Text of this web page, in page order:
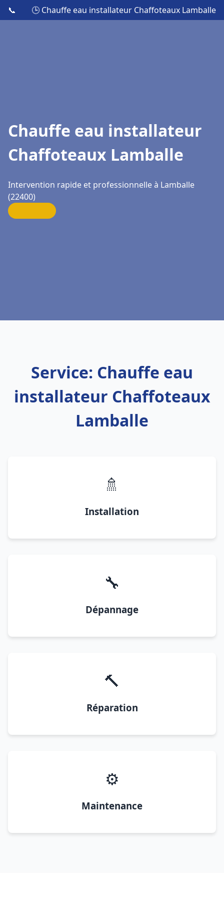
📞 🕒 Chauffe eau installateur Chaffoteaux Lamballe
Chauffe eau installateur
Chaffoteaux Lamballe
Intervention rapide et professionnelle à Lamballe
(22400)
Service: Chauffe eau
installateur Chaffoteaux
Lamballe
🚿
Installation
🔧
Dépannage
🔨
Réparation
⚙️
Maintenance